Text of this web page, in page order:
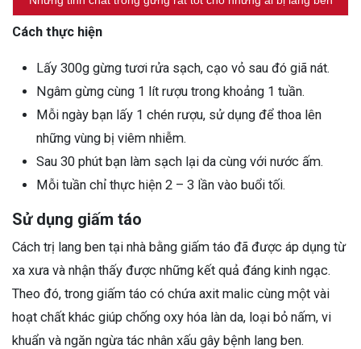
Cách thực hiện
Lấy 300g gừng tươi rửa sạch, cạo vỏ sau đó giã nát.
Ngâm gừng cùng 1 lít rượu trong khoảng 1 tuần.
Mỗi ngày bạn lấy 1 chén rượu, sử dụng để thoa lên
những vùng bị viêm nhiễm.
Sau 30 phút bạn làm sạch lại da cùng với nước ấm.
Mỗi tuần chỉ thực hiện 2 – 3 lần vào buổi tối.
Sử dụng giấm táo
Cách trị lang ben tại nhà bằng giấm táo đã được áp dụng từ
xa xưa và nhận thấy được những kết quả đáng kinh ngạc.
Theo đó, trong giấm táo có chứa axit malic cùng một vài
hoạt chất khác giúp chống oxy hóa làn da, loại bỏ nấm, vi
khuẩn và ngăn ngừa tác nhân xấu gây bệnh lang ben.